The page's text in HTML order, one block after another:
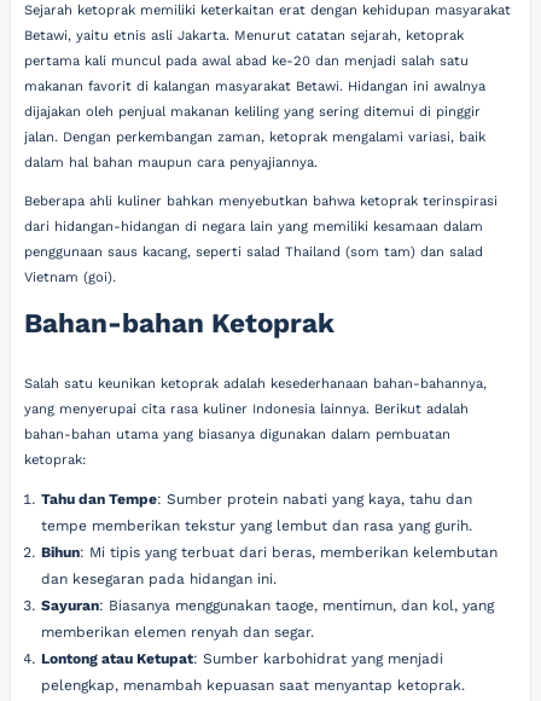
Sejarah ketoprak memiliki keterkaitan erat dengan kehidupan masyarakat
Betawi, yaitu etnis asli Jakarta. Menurut catatan sejarah, ketoprak
pertama kali muncul pada awal abad ke-20 dan menjadi salah satu
makanan favorit di kalangan masyarakat Betawi. Hidangan ini awalnya
dijajakan oleh penjual makanan keliling yang sering ditemui di pinggir
jalan. Dengan perkembangan zaman, ketoprak mengalami variasi, baik
dalam hal bahan maupun cara penyajiannya.
Beberapa ahli kuliner bahkan menyebutkan bahwa ketoprak terinspirasi
dari hidangan-hidangan di negara lain yang memiliki kesamaan dalam
penggunaan saus kacang, seperti salad Thailand (som tam) dan salad
Vietnam (goi).
Bahan-bahan Ketoprak
Salah satu keunikan ketoprak adalah kesederhanaan bahan-bahannya,
yang menyerupai cita rasa kuliner Indonesia lainnya. Berikut adalah
bahan-bahan utama yang biasanya digunakan dalam pembuatan
ketoprak:
Tahu dan Tempe: Sumber protein nabati yang kaya, tahu dan
tempe memberikan tekstur yang lembut dan rasa yang gurih.
Bihun: Mi tipis yang terbuat dari beras, memberikan kelembutan
dan kesegaran pada hidangan ini.
Sayuran: Biasanya menggunakan taoge, mentimun, dan kol, yang
memberikan elemen renyah dan segar.
Lontong atau Ketupat: Sumber karbohidrat yang menjadi
pelengkap, menambah kepuasan saat menyantap ketoprak.